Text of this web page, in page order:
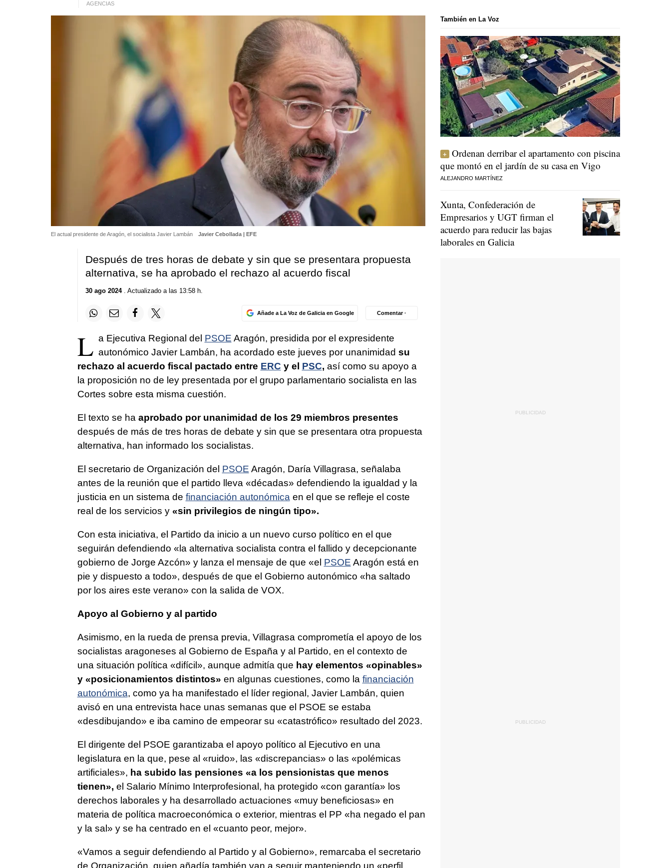
AGENCIAS
El actual presidente de Aragón, el socialista Javier Lambán Javier Cebollada | EFE
Después de tres horas de debate y sin que se presentara propuesta
alternativa, se ha aprobado el rechazo al acuerdo fiscal
30 ago 2024. Actualizado a las 13:58 h.
Añade a La Voz de Galicia en Google Comentar ·
L a Ejecutiva Regional del PSOE Aragón, presidida por el expresidente
autonómico Javier Lambán, ha acordado este jueves por unanimidad su
rechazo al acuerdo fiscal pactado entre ERC y el PSC, así como su apoyo a
la proposición no de ley presentada por el grupo parlamentario socialista en las
Cortes sobre esta misma cuestión.
El texto se ha aprobado por unanimidad de los 29 miembros presentes
después de más de tres horas de debate y sin que se presentara otra propuesta
alternativa, han informado los socialistas.
El secretario de Organización del PSOE Aragón, Daría Villagrasa, señalaba
antes de la reunión que el partido lleva «décadas» defendiendo la igualdad y la
justicia en un sistema de financiación autonómica en el que se refleje el coste
real de los servicios y «sin privilegios de ningún tipo».
Con esta iniciativa, el Partido da inicio a un nuevo curso político en el que
seguirán defendiendo «la alternativa socialista contra el fallido y decepcionante
gobierno de Jorge Azcón» y lanza el mensaje de que «el PSOE Aragón está en
pie y dispuesto a todo», después de que el Gobierno autonómico «ha saltado
por los aires este verano» con la salida de VOX.
Apoyo al Gobierno y al partido
Asimismo, en la rueda de prensa previa, Villagrasa comprometía el apoyo de los
socialistas aragoneses al Gobierno de España y al Partido, en el contexto de
una situación política «difícil», aunque admitía que hay elementos «opinables»
y «posicionamientos distintos» en algunas cuestiones, como la financiación
autonómica, como ya ha manifestado el líder regional, Javier Lambán, quien
avisó en una entrevista hace unas semanas que el PSOE se estaba
«desdibujando» e iba camino de empeorar su «catastrófico» resultado del 2023.
El dirigente del PSOE garantizaba el apoyo político al Ejecutivo en una
legislatura en la que, pese al «ruido», las «discrepancias» o las «polémicas
artificiales», ha subido las pensiones «a los pensionistas que menos
tienen», el Salario Mínimo Interprofesional, ha protegido «con garantía» los
derechos laborales y ha desarrollado actuaciones «muy beneficiosas» en
materia de política macroeconómica o exterior, mientras el PP «ha negado el pan
y la sal» y se ha centrado en el «cuanto peor, mejor».
«Vamos a seguir defendiendo al Partido y al Gobierno», remarcaba el secretario
de Organización, quien añadía también van a seguir manteniendo un «perfil
También en La Voz
Ordenan derribar el apartamento con piscina
que montó en el jardín de su casa en Vigo
ALEJANDRO MARTÍNEZ
Xunta, Confederación de
Empresarios y UGT firman el
acuerdo para reducir las bajas
laborales en Galicia